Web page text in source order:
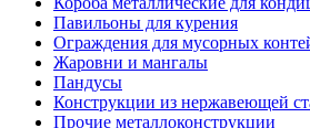
Павильоны для курения
Ограждения для мусорных
Жаровни и мангалы
Пандусы
Конструкции из нержавеющей
Прочие металлоконструкции